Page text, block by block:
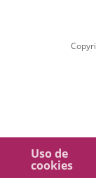
Uso de
cookies